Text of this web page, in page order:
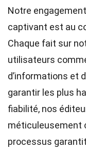
Notre
captivant est au
Chaque fait sur
utilisateurs
d’informations et
garantir les plus
fiabilité, nos
méticuleusement
processus